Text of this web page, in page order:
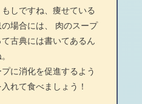
しですね、痩せている
の場合には、 肉のスープ
古典には書いてあるん
に消化を促進するよう
れて食べましょう！